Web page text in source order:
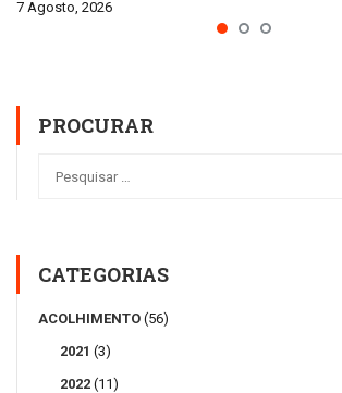
7 Agosto, 2026
PROCURAR
CATEGORIAS
ACOLHIMENTO (56)
2021 (3)
2022 (11)